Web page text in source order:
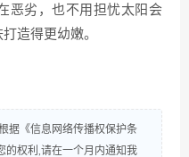
恶劣，也不用担忧太阳会
造得更幼嫩。
据《信息网络传播权保护条
的权利,请在一个月内通知我